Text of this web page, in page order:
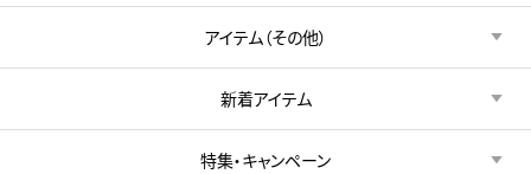
アイテム（その他）
新着アイテム
特集・キャンペーン